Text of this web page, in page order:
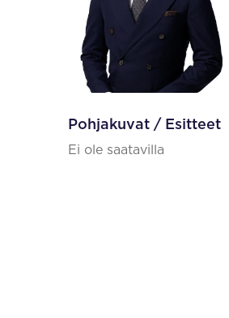
Pohjakuvat / Esitteet
Ei ole saatavilla